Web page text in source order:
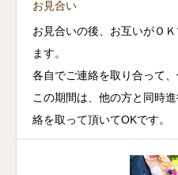
お見合い
お見合いの後、お互いがＯ
ます。
各自でご連絡を取り合って
この期間は、他の方と同時
絡を取って頂いてOKです。